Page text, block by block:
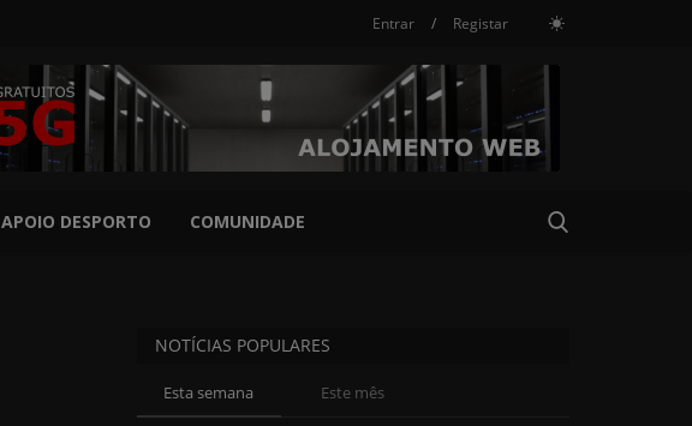
Entrar / Registar
APOIO DESPORTO COMUNIDADE
NOTÍCIAS POPULARES
Esta semana Este mês